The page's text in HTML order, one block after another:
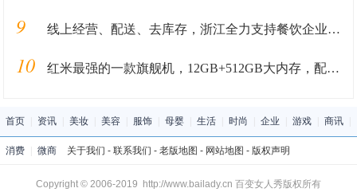
9 线上经营、配送、去库存，浙江全力支持餐饮企业渡过难关
10 红米最强的一款旗舰机，12GB+512GB大内存，配置不输华为mate30
首页 资讯 美妆 美容 服饰 母婴 生活 时尚 企业 游戏 商讯
消费 微商 关于我们 - 联系我们 - 老版地图 - 网站地图 - 版权声明
Copyright © 2006-2019 http://www.bailady.cn 百变女人秀版权所有